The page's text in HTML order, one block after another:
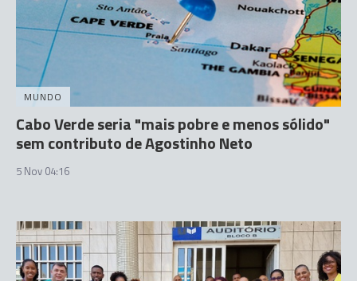
MUNDO
Cabo Verde seria "mais pobre e menos sólido"
sem contributo de Agostinho Neto
5 Nov 04:16